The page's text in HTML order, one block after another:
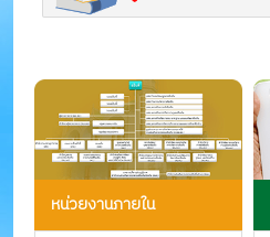
หน่วยงานภายใน